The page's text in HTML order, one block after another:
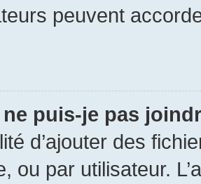
peuvent
puis-je pas
d’ajouter des
ou par utilisateur.